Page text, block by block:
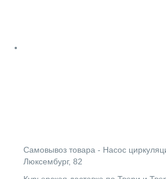
Cамовывоз товара - Насос
Люксембург, 82